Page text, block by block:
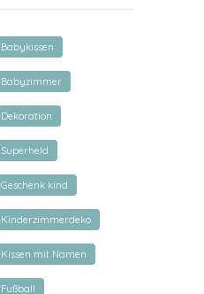
Babykissen
Babyzimmer
Dekoration
Superheld
Geschenk kind
Kinderzimmerdeko
Kissen mit Namen
Fußball